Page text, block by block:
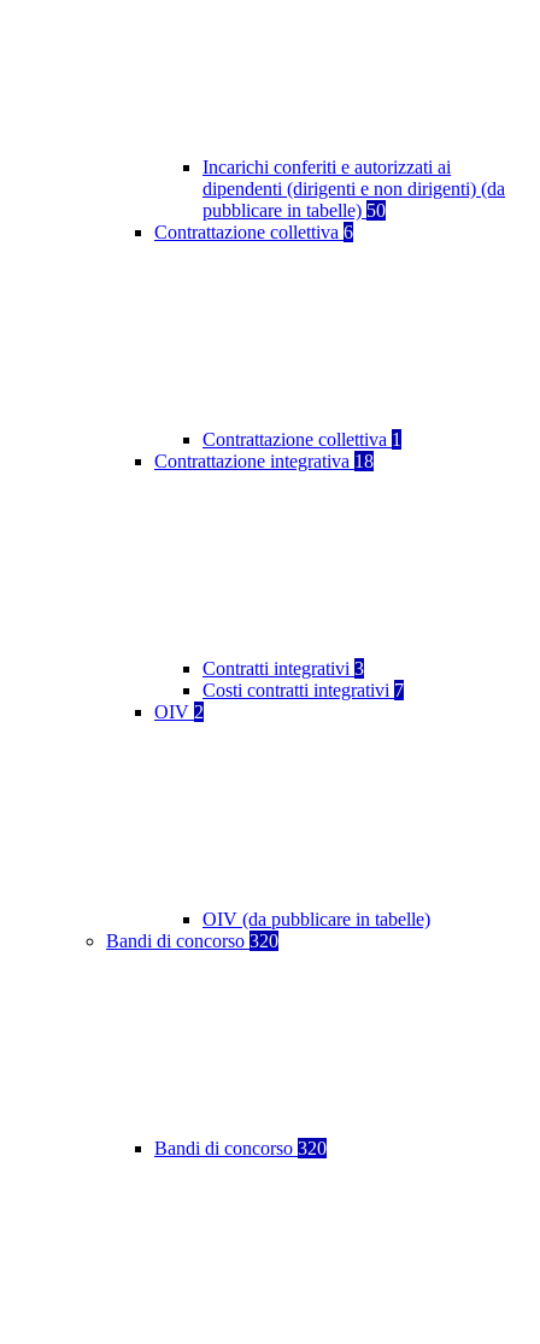
Incarichi conferiti e autorizzati ai
dipendenti (dirigenti e non dirigenti) (da
pubblicare in tabelle) 50
Contrattazione collettiva 6
Contrattazione collettiva 1
Contrattazione integrativa 18
Contratti integrativi 3
Costi contratti integrativi 7
OIV 2
OIV (da pubblicare in tabelle)
Bandi di concorso 320
Bandi di concorso 320